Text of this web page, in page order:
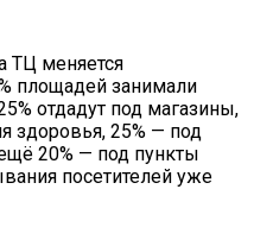
ТЦ меняется
площадей занимали
отдадут под магазины,
здоровья, 25% — под
20% — под пункты
посетителей уже